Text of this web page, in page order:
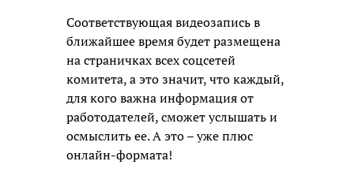
Соответствующая видеозапись в
ближайшее время будет размещена
на страничках всех соцсетей
комитета, а это значит, что каждый,
для кого важна информация от
работодателей, сможет услышать и
осмыслить ее. А это – уже плюс
онлайн-формата!